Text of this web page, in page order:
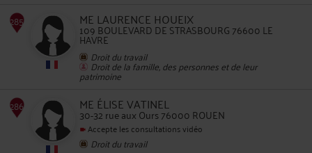
ME LAURENCE HOUEIX
109 BOULEVARD DE STRASBOURG 76600 LE
HAVRE
Droit du travail
Droit de la famille, des personnes et de leur
patrimoine
ME ÉLISE VATINEL
30-32 rue aux Ours 76000 ROUEN
Accepte les consultations vidéo
Droit du travail